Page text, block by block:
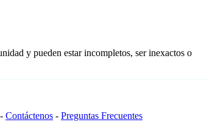
y pueden estar incompletos, ser inexactos o
- Contáctenos - Preguntas Frecuentes